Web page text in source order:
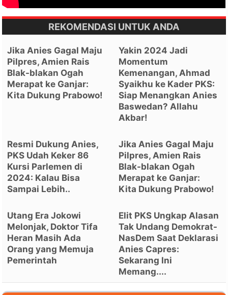
REKOMENDASI UNTUK ANDA
Jika Anies Gagal Maju
Pilpres, Amien Rais
Blak-blakan Ogah
Merapat ke Ganjar:
Kita Dukung Prabowo!
Yakin 2024 Jadi
Momentum
Kemenangan, Ahmad
Syaikhu ke Kader PKS:
Siap Menangkan Anies
Baswedan? Allahu
Akbar!
Resmi Dukung Anies,
PKS Udah Keker 86
Kursi Parlemen di
2024: Kalau Bisa
Sampai Lebih..
Jika Anies Gagal Maju
Pilpres, Amien Rais
Blak-blakan Ogah
Merapat ke Ganjar:
Kita Dukung Prabowo!
Utang Era Jokowi
Melonjak, Doktor Tifa
Heran Masih Ada
Orang yang Memuja
Pemerintah
Elit PKS Ungkap Alasan
Tak Undang Demokrat-
NasDem Saat Deklarasi
Anies Capres:
Sekarang Ini
Memang....